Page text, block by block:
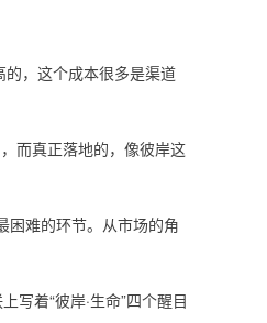
，这个成本很多是渠道
而真正落地的，像彼岸这
困难的环节。从市场的角
写着“彼岸·生命”四个醒目